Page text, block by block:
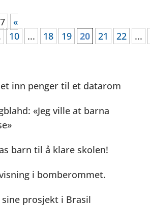
«
10 ... 18 19 20 21 22
...
inn penger til et datarom
«Jeg ville at barna
barn til å klare skolen!
i bomberommet.
prosjekt i Brasil